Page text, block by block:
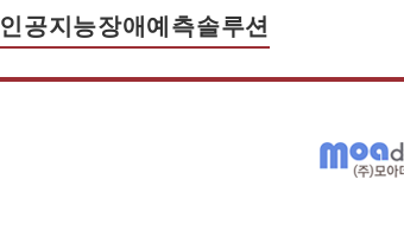
인공지능장애예측솔루션